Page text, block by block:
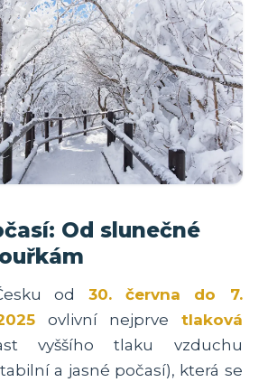
Od slunečné
od 30. června do 7.
ovlivní nejprve tlaková
vyššího tlaku vzduchu
a jasné počasí), která se